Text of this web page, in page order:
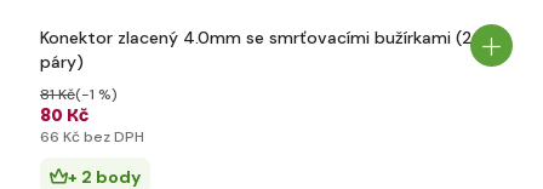
Konektor zlacený 4.0mm se smrťovacími bužírkami (2
páry)
80 Kč
81 Kč(-1 %)
66 Kč bez DPH
+ 2 body